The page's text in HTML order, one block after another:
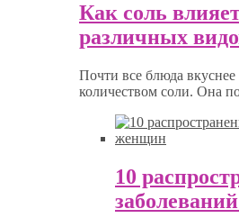
Как соль
различных
Почти все блюда
количеством соли. Она
10